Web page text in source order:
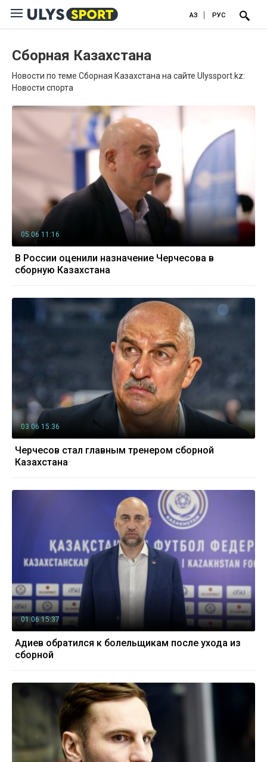
ҚАЗ РУС
Сборная Казахстана
Новости по теме Сборная Казахстана на сайте Ulyssport.kz:
Новости спорта
05.06 11:16
В России оценили назначение Черчесова в
сборную Казахстана
03.06 15:36
Черчесов стал главным тренером сборной
Казахстана
01.06 15:37
Адиев обратился к болельщикам после ухода из
сборной